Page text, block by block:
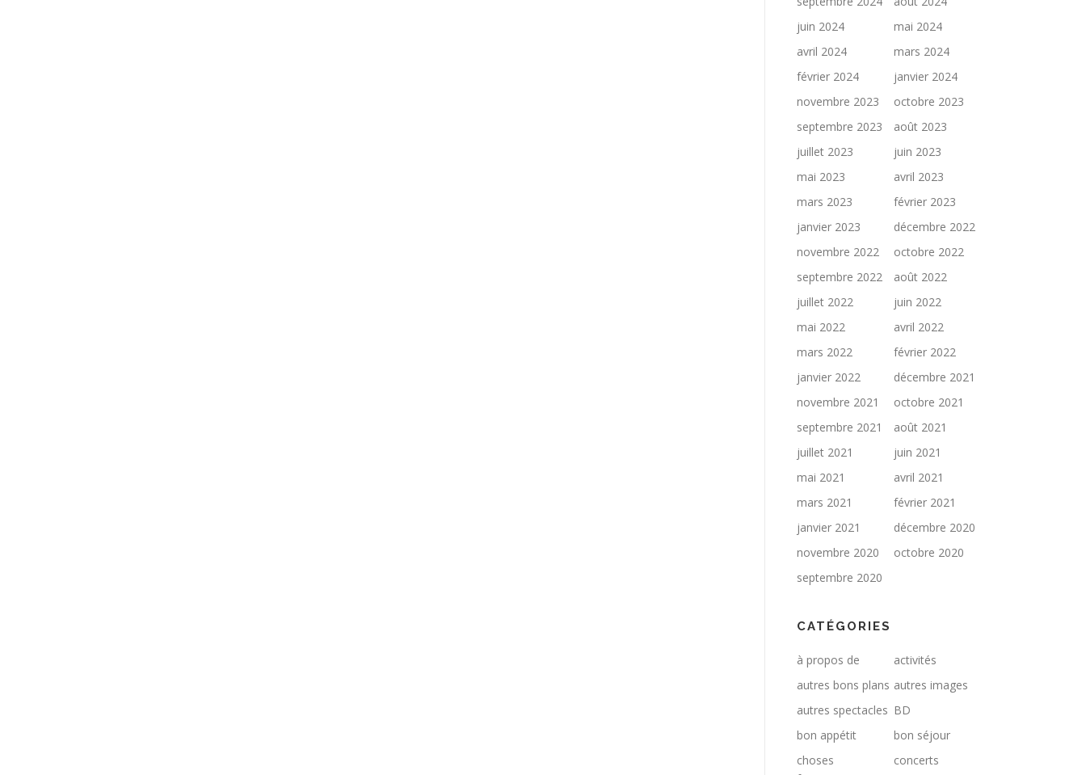
juin 2024
mai 2024
avril 2024
mars 2024
février 2024
janvier 2024
novembre 2023
octobre 2023
septembre 2023
août 2023
juillet 2023
juin 2023
mai 2023
avril 2023
mars 2023
février 2023
janvier 2023
décembre 2022
novembre 2022
octobre 2022
septembre 2022
août 2022
juillet 2022
juin 2022
mai 2022
avril 2022
mars 2022
février 2022
janvier 2022
décembre 2021
novembre 2021
octobre 2021
septembre 2021
août 2021
juillet 2021
juin 2021
mai 2021
avril 2021
mars 2021
février 2021
janvier 2021
décembre 2020
novembre 2020
octobre 2020
septembre 2020
CATÉGORIES
à propos de
activités
autres bons plans autres images
autres spectacles BD
bon appétit
bon séjour
choses
concerts